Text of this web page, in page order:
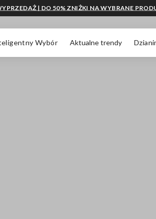
Wybór Aktualne trendy
| DO 50% ZNIŻKI NA WYBRANE